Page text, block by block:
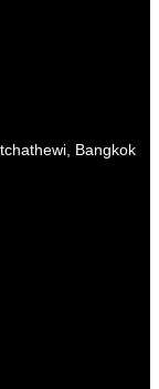
Bangkok